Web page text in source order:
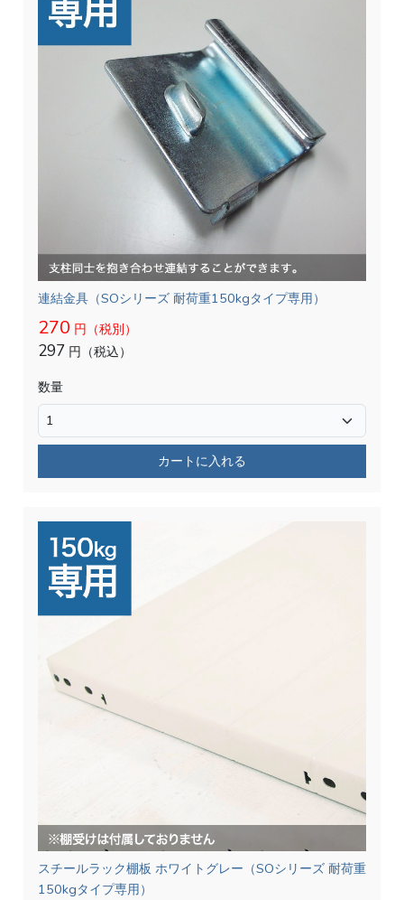
連結金具（SOシリーズ 耐荷重150kgタイプ専用）
270 円（税別）
297 円（税込）
数量
カートに入れる
スチールラック棚板 ホワイトグレー（SOシリーズ 耐荷重
150kgタイプ専用）